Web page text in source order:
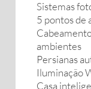
Sistemas
5 pontos de
ambientes
Persianas
Iluminação
Casa